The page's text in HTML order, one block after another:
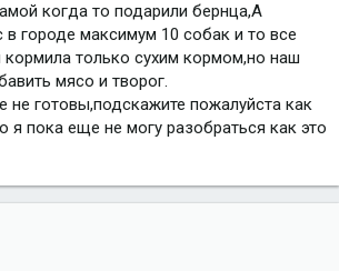
когда то подарили бернца,А
в городе максимум 10 собак и то все
только сухим кормом,но наш
мясо и творог.
готовы,подскажите пожалуйста как
я пока еще не могу разобраться как это